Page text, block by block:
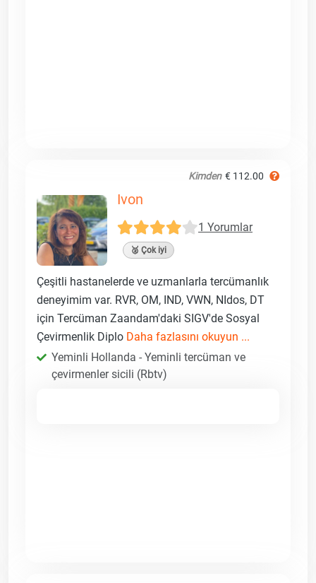
Kimden € 112.00
Ivon
1 Yorumlar
🥈 Çok iyi
Çeşitli hastanelerde ve uzmanlarla tercümanlık
deneyimim var. RVR, OM, IND, VWN, NIdos, DT
için Tercüman Zaandam'daki SIGV'de Sosyal
Çevirmenlik Diplo Daha fazlasını okuyun ...
Yeminli Hollanda - Yeminli tercüman ve
çevirmenler sicili (Rbtv)